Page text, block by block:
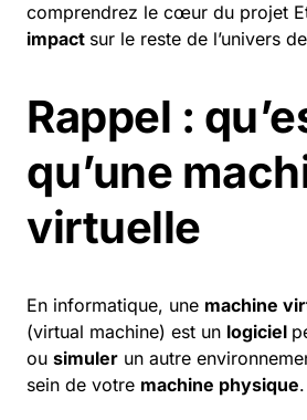
comprendrez le cœur du projet
impact sur le reste de l’univers
Rappel :
qu’une
virtuelle
En informatique, une machine
(virtual machine) est un logiciel
ou simuler un autre
sein de votre machine physique.